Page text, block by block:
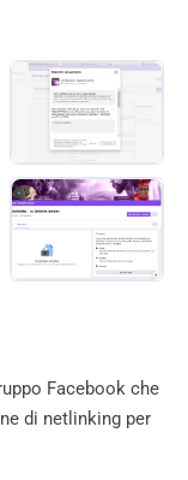
Facebook che
di netlinking per